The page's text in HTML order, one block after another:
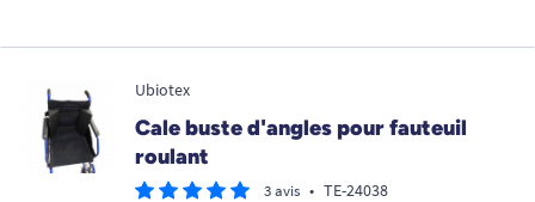
Ubiotex
Cale buste d'angles pour fauteuil
roulant
3 avis • TE-24038